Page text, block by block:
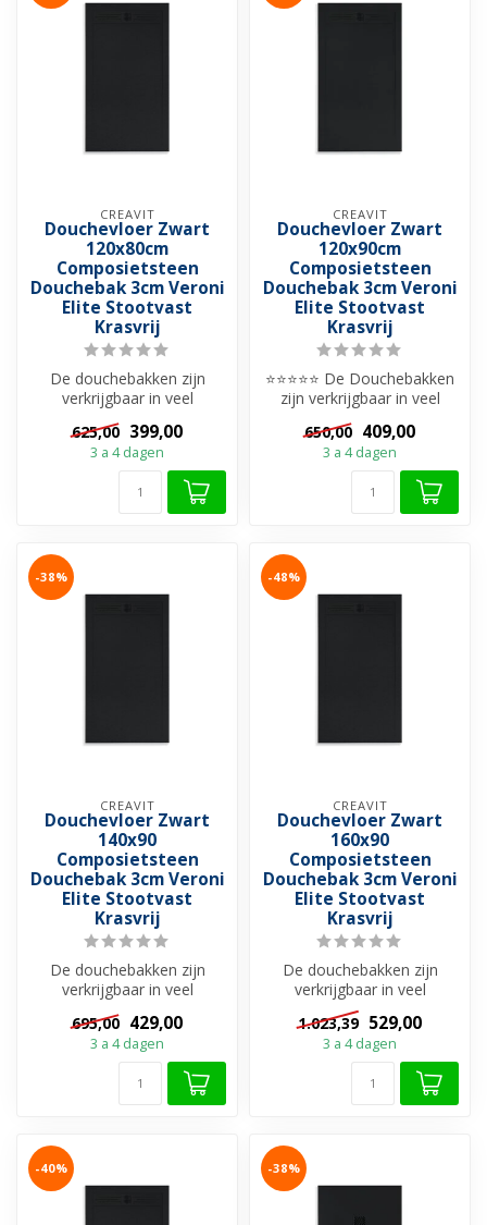
CREAVIT
Douchevloer Zwart
120x80cm
Composietsteen
Douchebak 3cm Veroni
Elite Stootvast
Krasvrij
De douchebakken zijn
verkrijgbaar in veel
u jarenl...
625,00 399,00
3 a 4 dagen
CREAVIT
Douchevloer Zwart
120x90cm
Composietsteen
Douchebak 3cm Veroni
Elite Stootvast
Krasvrij
⭐⭐⭐⭐⭐ De Douchebakken
zijn verkrijgbaar in veel
u...
650,00 409,00
3 a 4 dagen
-38%
CREAVIT
Douchevloer Zwart
140x90
Composietsteen
Douchebak 3cm Veroni
Elite Stootvast
Krasvrij
De douchebakken zijn
verkrijgbaar in veel
verschillende materialen. Als
u jarenl...
695,00 429,00
3 a 4 dagen
-48%
CREAVIT
Douchevloer Zwart
160x90
Composietsteen
Douchebak 3cm Veroni
Elite Stootvast
Krasvrij
De douchebakken zijn
verkrijgbaar in veel
verschillende materialen. Als
u jarenl...
1.023,39 529,00
3 a 4 dagen
-40% -38%